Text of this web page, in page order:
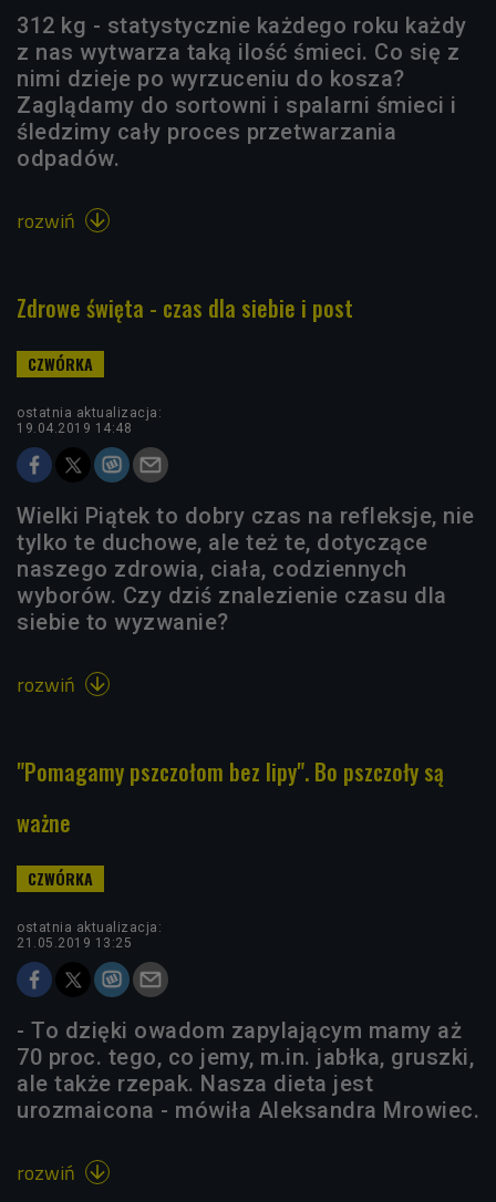
312 kg - statystycznie każdego roku każdy
z nas wytwarza taką ilość śmieci. Co się z
nimi dzieje po wyrzuceniu do kosza?
Zaglądamy do sortowni i spalarni śmieci i
śledzimy cały proces przetwarzania
odpadów.
rozwiń 
Zdrowe święta - czas dla siebie i post
ostatnia aktualizacja:
19.04.2019 14:48
Wielki Piątek to dobry czas na refleksje, nie
tylko te duchowe, ale też te, dotyczące
naszego zdrowia, ciała, codziennych
wyborów. Czy dziś znalezienie czasu dla
siebie to wyzwanie?
rozwiń 
"Pomagamy pszczołom bez lipy". Bo pszczoły są
ważne
ostatnia aktualizacja:
21.05.2019 13:25
- To dzięki owadom zapylającym mamy aż
70 proc. tego, co jemy, m.in. jabłka, gruszki,
ale także rzepak. Nasza dieta jest
urozmaicona - mówiła Aleksandra Mrowiec.
rozwiń 